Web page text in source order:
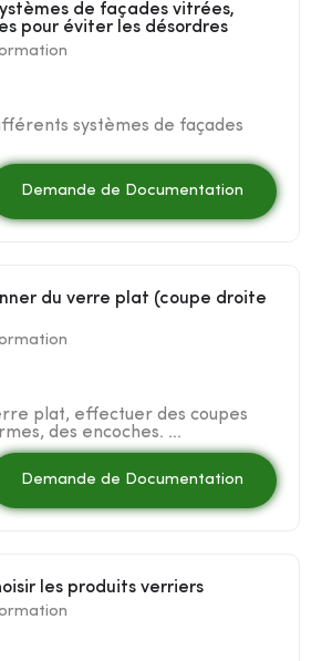
pour éviter les désordres
systèmes de façades
Demande de Documentation
plat, effectuer des coupes
des encoches. ...
Demande de Documentation
les produits verriers